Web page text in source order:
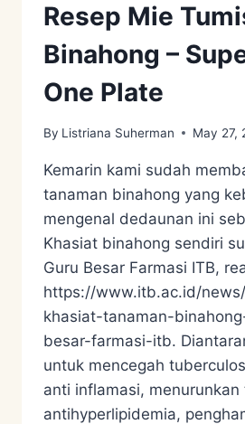
Resep Mie
Binahong –
One Plate
By Listriana Suherman May 27,
Kemarin kami sudah
tanaman binahong yang
mengenal dedaunan ini
Khasiat binahong sendiri
Guru Besar Farmasi ITB,
https://www.itb.ac.id/
khasiat-tanaman-
besar-farmasi-itb.
untuk mencegah
anti inflamasi,
antihyperlipidemia,